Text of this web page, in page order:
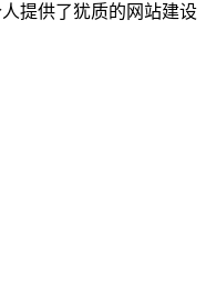
提供了犹质的网站建设